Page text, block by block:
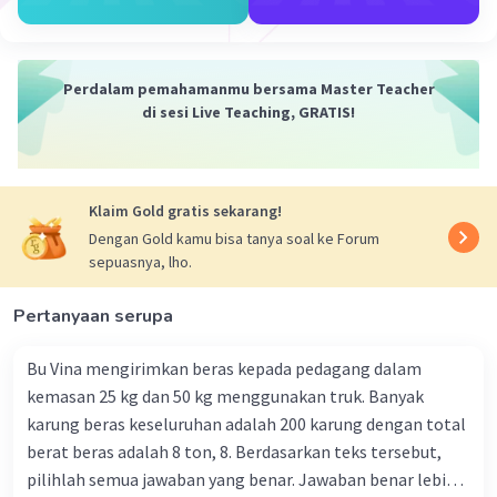
Perdalam pemahamanmu bersama Master Teacher
di sesi Live Teaching, GRATIS!
Klaim Gold gratis sekarang!
Dengan Gold kamu bisa tanya soal ke Forum
sepuasnya, lho.
Pertanyaan serupa
Bu Vina mengirimkan beras kepada pedagang dalam
kemasan 25 kg dan 50 kg menggunakan truk. Banyak
karung beras keseluruhan adalah 200 karung dengan total
berat beras adalah 8 ton, 8. Berdasarkan teks tersebut,
pilihlah semua jawaban yang benar. Jawaban benar lebih